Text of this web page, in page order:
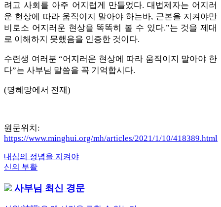
려고 사회를 아주 어지럽게 만들었다. 대법제자는 어지러
운 현상에 따라 움직이지 말아야 하는바, 근본을 지켜야만
비로소 어지러운 현상을 똑똑히 볼 수 있다.”는 것을 제대
로 이해하지 못했음을 인증한 것이다.
수련생 여러분 “어지러운 현상에 따라 움직이지 말아야 한
다”는 사부님 말씀을 꼭 기억합시다.
(명혜망에서 전재)
원문위치:
https://www.minghui.org/mh/articles/2021/1/10/418389.html
글
비
Previous
Post:
내심의 정념을 지켜야
Next
신의 부활
사부님 최신 경문